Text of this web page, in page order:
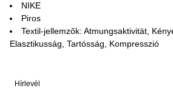
NIKE
Piros
Textil-jellemzők: Atmungsaktivität,
Elasztikusság, Tartósság, Kompresszió
Hírlevél